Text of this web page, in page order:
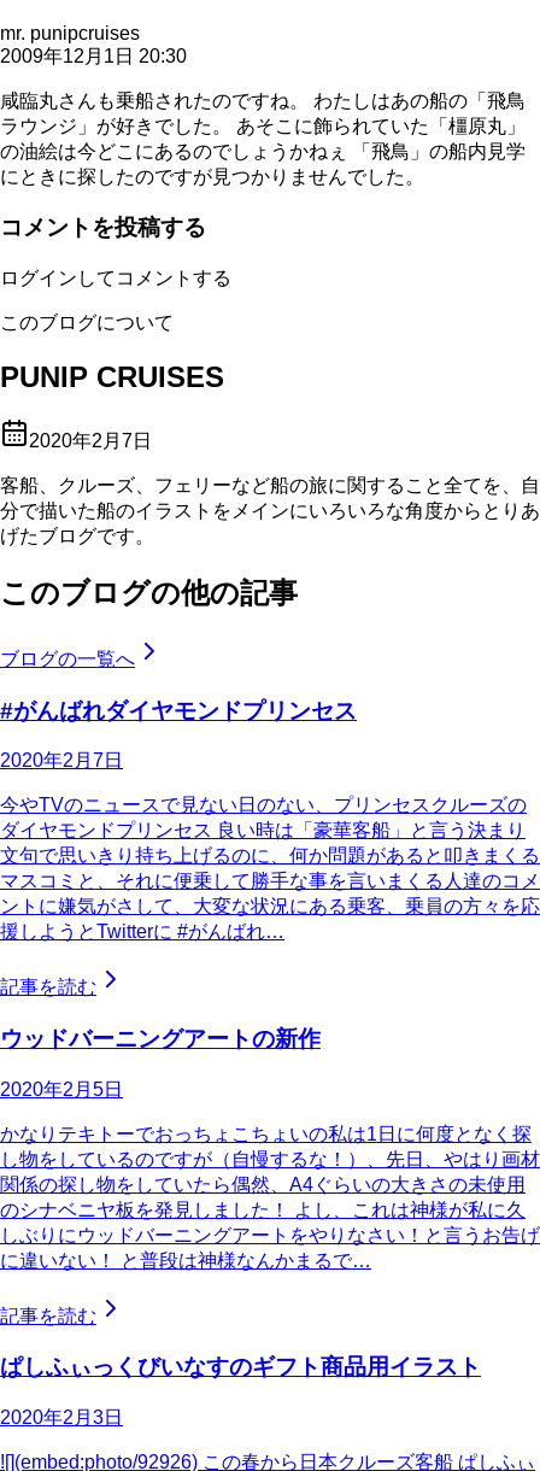
mr. punipcruises
2009年12月1日 20:30
咸臨丸さんも乗船されたのですね。 わたしはあの船の「飛鳥
ラウンジ」が好きでした。 あそこに飾られていた「橿原丸」
の油絵は今どこにあるのでしょうかねぇ 「飛鳥」の船内見学
にときに探したのですが見つかりませんでした。
コメントを投稿する
ログインしてコメントする
このブログについて
PUNIP CRUISES
2020年2月7日
客船、クルーズ、フェリーなど船の旅に関すること全てを、自
分で描いた船のイラストをメインにいろいろな角度からとりあ
げたブログです。
このブログの他の記事
ブログの一覧へ
#がんばれダイヤモンドプリンセス
2020年2月7日
今やTVのニュースで見ない日のない、プリンセスクルーズの
ダイヤモンドプリンセス 良い時は「豪華客船」と言う決まり
文句で思いきり持ち上げるのに、何か問題があると叩きまくる
マスコミと、それに便乗して勝手な事を言いまくる人達のコメ
ントに嫌気がさして、大変な状況にある乗客、乗員の方々を応
援しようとTwitterに #がんばれ…
記事を読む
ウッドバーニングアートの新作
2020年2月5日
かなりテキトーでおっちょこちょいの私は1日に何度となく探
し物をしているのですが（自慢するな！）、先日、やはり画材
関係の探し物をしていたら偶然、A4ぐらいの大きさの未使用
のシナベニヤ板を発見しました！ よし、これは神様が私に久
しぶりにウッドバーニングアートをやりなさい！と言うお告げ
に違いない！ と普段は神様なんかまるで…
記事を読む
ぱしふぃっくびいなすのギフト商品用イラスト
2020年2月3日
![](embed:photo/92926) この春から日本クルーズ客船 ぱしふぃ